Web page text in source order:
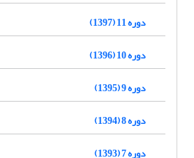
دوره 11 (1397)
دوره 10 (1396)
دوره 9 (1395)
دوره 8 (1394)
دوره 7 (1393)